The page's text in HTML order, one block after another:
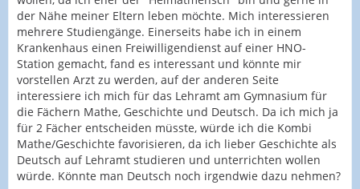
der Nähe meiner Eltern leben möchte. Mich interessieren
mehrere Studiengänge. Einerseits habe ich in einem
Krankenhaus einen Freiwilligendienst auf einer HNO-
Station gemacht, fand es interessant und könnte mir
vorstellen Arzt zu werden, auf der anderen Seite
interessiere ich mich für das Lehramt am Gymnasium für
die Fächern Mathe, Geschichte und Deutsch. Da ich mich ja
für 2 Fächer entscheiden müsste, würde ich die Kombi
Mathe/Geschichte favorisieren, da ich lieber Geschichte als
Deutsch auf Lehramt studieren und unterrichten wollen
würde. Könnte man Deutsch noch irgendwie dazu nehmen?